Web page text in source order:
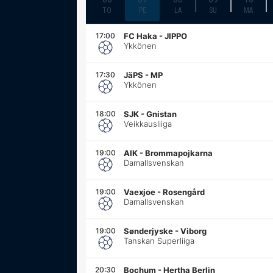
TO PE LA SU MA
17:00 FC Haka -JIPPO
Ykkönen
17:30 JäPS -MP
Ykkönen
18:00 SJK -Gnistan
Veikkausliiga
19:00 AIK -Brommapojkarna
Damallsvenskan
19:00 Vaexjoe -Rosengård
Damallsvenskan
19:00 Sønderjyske -Viborg
Tanskan Superliiga
20:30 Bochum -Hertha Berlin